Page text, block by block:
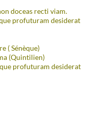
doceas recti viam.
profuturam desiderat
( Sénèque)
(Quintilien)
profuturam desiderat